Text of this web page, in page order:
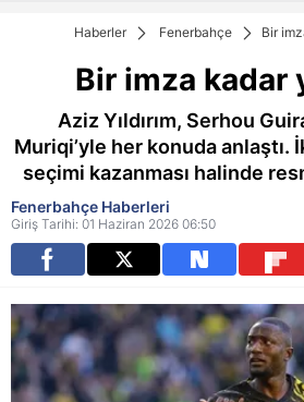
Haberler Fenerbahçe Bir
Bir imza kadar
Aziz Yıldırım, Serhou
Muriqi’yle her konuda anlaştı. İki
seçimi kazanması halinde
Fenerbahçe Haberleri
Giriş Tarihi: 01 Haziran 2026 06:50